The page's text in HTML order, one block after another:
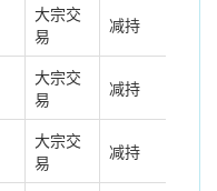
大宗交
易
减持
大宗交
易
减持
大宗交
易
减持